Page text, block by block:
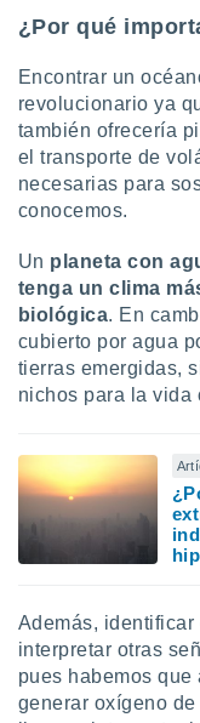
¿Por qué
Encontrar un
revolucionario ya
también ofrecería
el transporte de
necesarias para
conocemos.
Un planeta con
tenga un clima
biológica. En
cubierto por agua
tierras emergidas,
nichos para la vida
Además,
interpretar otras
pues habemos
generar oxígeno